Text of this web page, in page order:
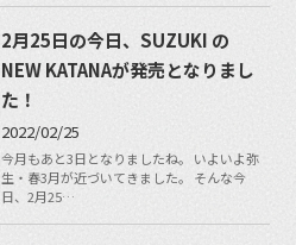
2月25日の今日、SUZUKI の
NEW KATANAが発売となりまし
た！
2022/02/25
今月もあと3日となりましたね。 いよいよ弥
生・春3月が近づいてきました。 そんな今
日、2月25…